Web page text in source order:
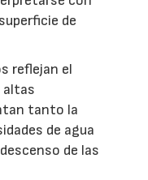
de
reflejan el
altas
tanto la
de agua
de las